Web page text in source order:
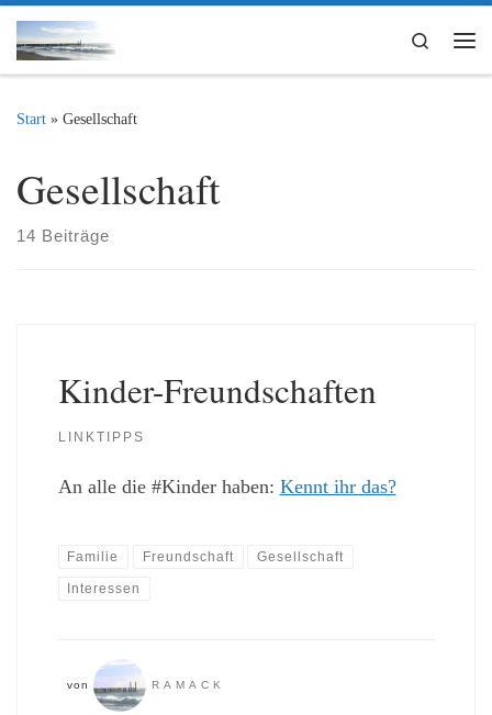
Zum Inhalt springen
Search
Start » Gesellschaft
Gesellschaft
14 Beiträge
Kinder-Freundschaften
LINKTIPPS
An alle die #Kinder haben: Kennt ihr das?
Familie Freundschaft Gesellschaft
Interessen
von RAMACK